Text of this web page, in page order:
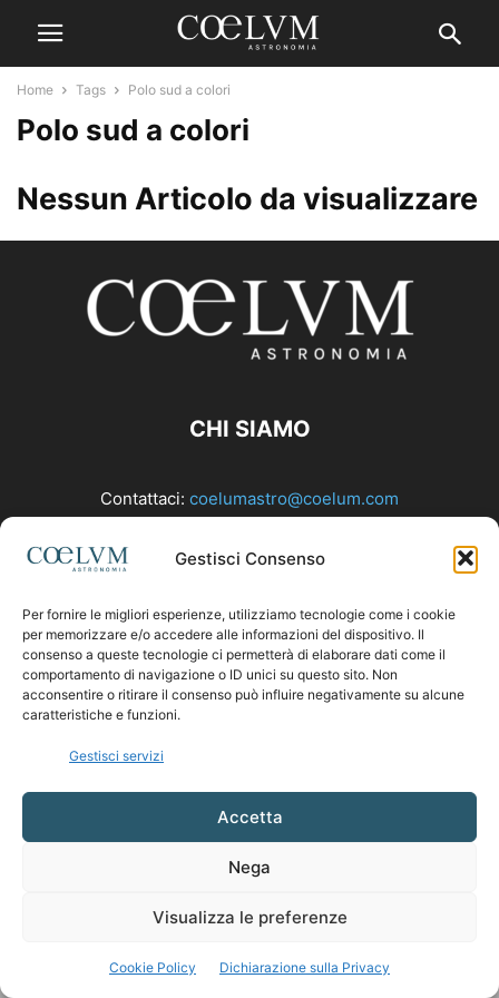
Gestisci Consenso
Per fornire le migliori esperienze, utilizziamo tecnologie come i cookie
per memorizzare e/o accedere alle informazioni del dispositivo. Il
consenso a queste tecnologie ci permetterà di elaborare dati come il
comportamento di navigazione o ID unici su questo sito. Non
acconsentire o ritirare il consenso può influire negativamente su alcune
caratteristiche e funzioni.
Gestisci servizi
Accetta
Nega
Visualizza le preferenze
Cookie Policy Dichiarazione sulla Privacy
Home Tags Polo sud a colori
Polo sud a colori
Nessun Articolo da visualizzare
CHI SIAMO
Contattaci: coelumastro@coelum.com
SEGUICI